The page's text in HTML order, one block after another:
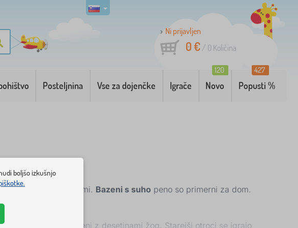
Ni prijavljen
0 €/ 0 Količina
Posteljnina Vse za dojenčke Igrače Novo
120
Popusti %
427
ali bazene s kroglicami. Bazeni s suho peno so primerni za dom.
leta uživajo obkroženi z desetinami žog. Starejši otroci se igrajo
boljšo izkušnjo